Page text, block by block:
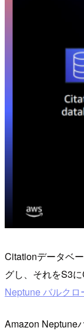
Citationデータベ
グし、それをS3
Neptune バルクロ
Amazon Neptune